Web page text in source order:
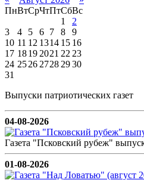
ПнВтСрЧтПтСбВс
1
2
3
4 5 6 7 8
9
10 11 12 1314 15 16
17 18192021 2223
24 252627282930
31
Выпуски патриотических газет
04-08-2026
Газета "Псковский рубеж"
01-08-2026